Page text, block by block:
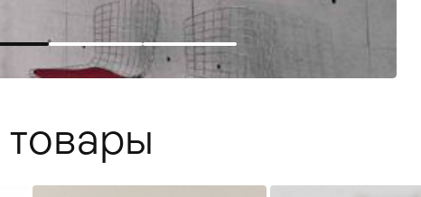
Комоды и тумбы